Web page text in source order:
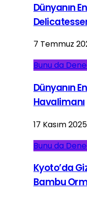
Dünyanın
7 Temmuz
Bunu da
Dünyanın
Havalimanı
17 Kasım 2025
Bunu da
Kyoto’da
Bambu